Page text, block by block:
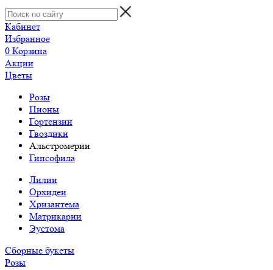
Кабинет
Избранное
0 Корзина
Акции
Цветы
Розы
Пионы
Гортензии
Гвоздики
Альстромерии
Гипсофила
Лилии
Орхидеи
Хризантема
Матрикарии
Эустома
Сборные букеты
Розы